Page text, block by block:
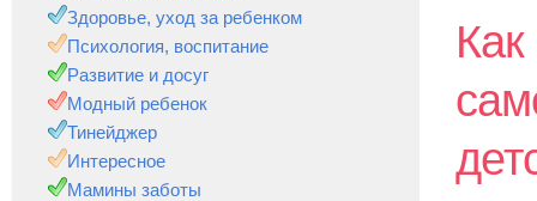
Здоровье, уход за ребенком
Психология, воспитание
Развитие и досуг
Модный ребенок
Тинейджер
Интересное
Мамины заботы